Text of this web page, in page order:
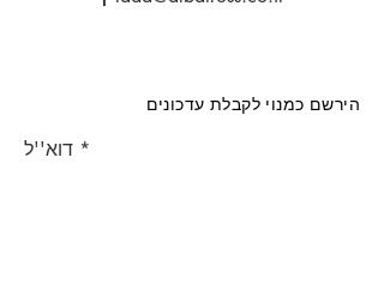
הירשם כמנוי לקבלת עדכונים
דוא''ל